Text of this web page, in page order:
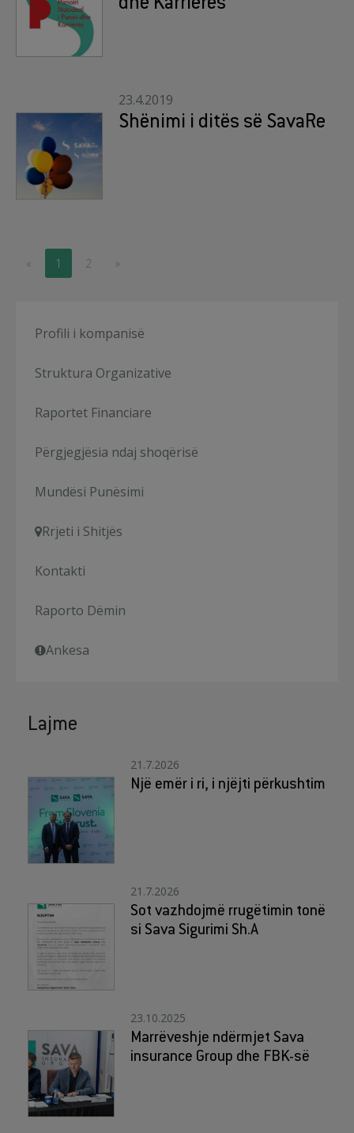
23.4.2019
Shënimi i ditës së SavaRe
« 1 2 »
Profili i kompanisë
Struktura Organizative
Raportet Financiare
Përgjegjësia ndaj shoqërisë
Mundësi Punësimi
Rrjeti i Shitjës
Kontakti
Raporto Dëmin
Ankesa
Lajme
21.7.2026
Një emër i ri, i njëjti përkushtim
21.7.2026
Sot vazhdojmë rrugëtimin tonë
si Sava Sigurimi Sh.A
23.10.2025
Marrëveshje ndërmjet Sava
insurance Group dhe FBK-së